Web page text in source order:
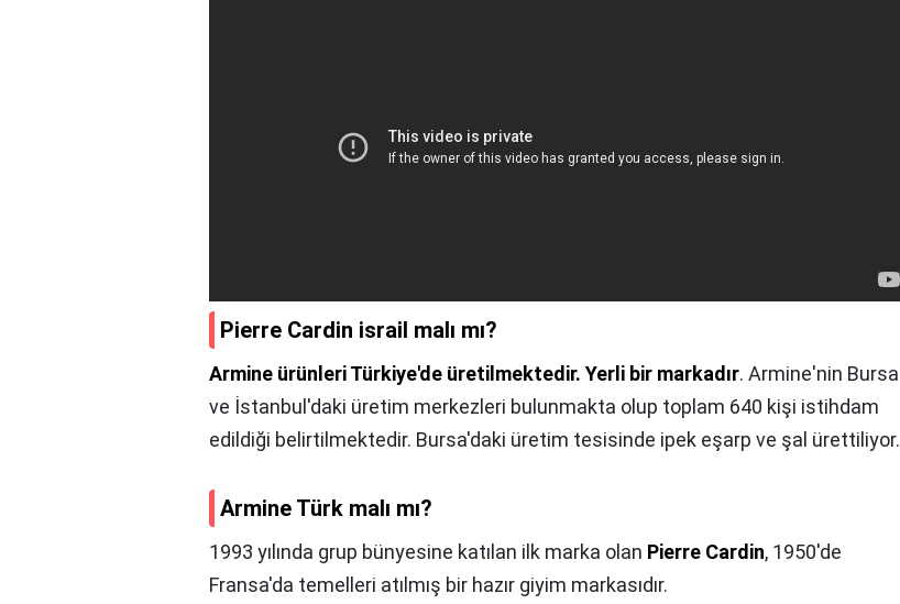
Pierre Cardin israil malı mı?
Armine ürünleri Türkiye'de üretilmektedir. Yerli bir markadır. Armine'nin Bursa
ve İstanbul'daki üretim merkezleri bulunmakta olup toplam 640 kişi istihdam
edildiği belirtilmektedir. Bursa'daki üretim tesisinde ipek eşarp ve şal ürettiliyor.
Armine Türk malı mı?
1993 yılında grup bünyesine katılan ilk marka olan Pierre Cardin, 1950'de
Fransa'da temelleri atılmış bir hazır giyim markasıdır.